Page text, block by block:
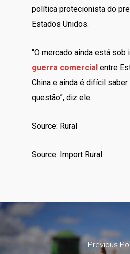
política protecionista do
Estados Unidos.
“O mercado ainda está sob
guerra comercial entre
China e ainda é difícil
questão”, diz ele.
Source: Rural
Source: Import Rural
Previous